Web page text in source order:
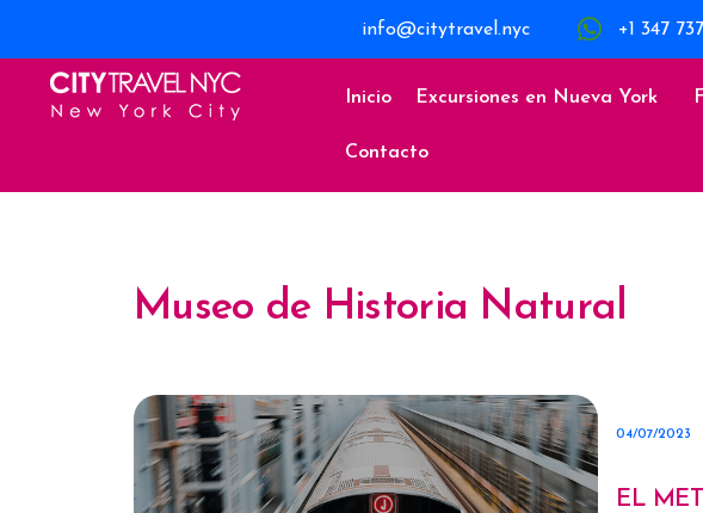
info@citytravel.nyc +1 347
Inicio Excursiones en Nueva York
Contacto
Museo de Historia Natural
04/07/2023
EL